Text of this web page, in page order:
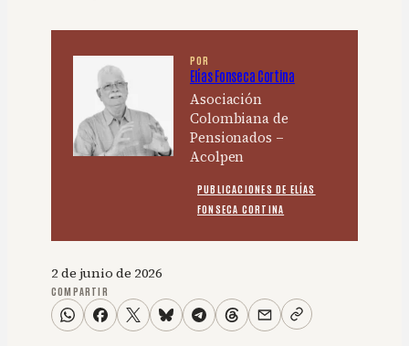
POR
Elías Fonseca Cortina
Asociación
Colombiana de
Pensionados –
Acolpen
PUBLICACIONES DE ELÍAS
FONSECA CORTINA
2 de junio de 2026
COMPARTIR